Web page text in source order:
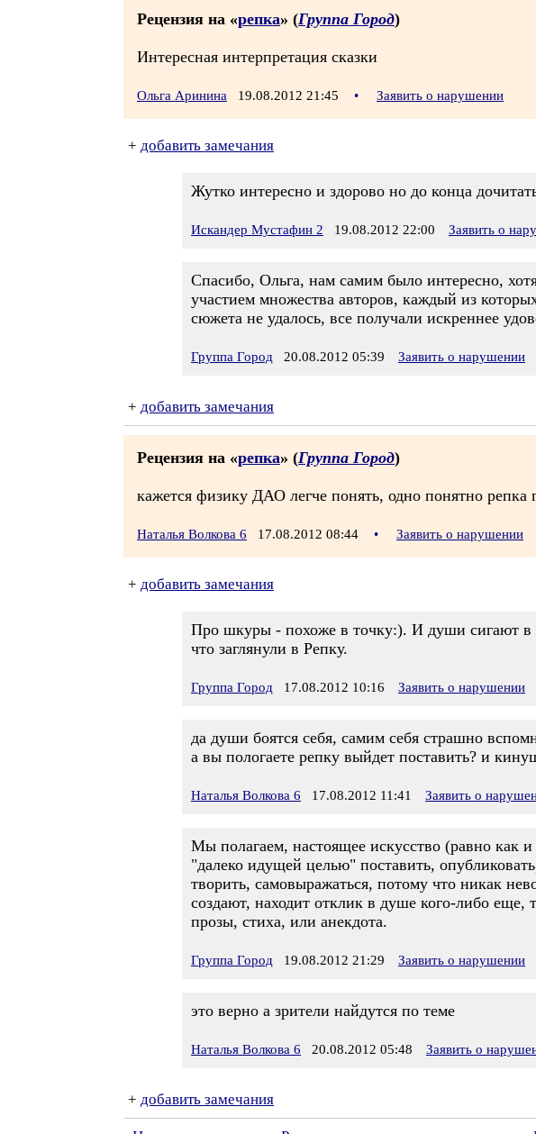
Рецензия на «репка» (Группа Город)
Интересная интерпретация сказки
Ольга Аринина 19.08.2012 21:45 • Заявить о нарушении
+ добавить замечания
Жутко интересно и здорово но до конца
Искандер Мустафин 2 19.08.2012 22:00 Заявить о
Спасибо, Ольга, нам самим было интересно,
участием множества авторов, каждый из
сюжета не удалось, все получали искреннее
Группа Город 20.08.2012 05:39 Заявить о нарушении
+ добавить замечания
Рецензия на «репка» (Группа Город)
кажется физику ДАО легче понять, одно понятно
Наталья Волкова 6 17.08.2012 08:44 • Заявить о нарушении
+ добавить замечания
Про шкуры - похоже в точку:). И души сигают в
что заглянули в Репку.
Группа Город 17.08.2012 10:16 Заявить о нарушении
да души боятся себя, самим себя страшно
а вы пологаете репку выйдет поставить? и
Наталья Волкова 6 17.08.2012 11:41 Заявить о
Мы полагаем, настоящее искусство (равно как
"далеко идущей целью" поставить,
творить, самовыражаться, потому что никак
создают, находит отклик в душе кого-либо еще,
прозы, стиха, или анекдота.
Группа Город 19.08.2012 21:29 Заявить о нарушении
это верно а зрители найдутся по теме
Наталья Волкова 6 20.08.2012 05:48 Заявить о
+ добавить замечания